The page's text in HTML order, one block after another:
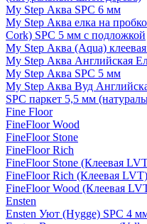
My Step Аква SPC 6 мм
My Step Аква елка на
Cork) SPC 5 мм с подложкой
My Step Аква (Aqua)
My Step Аква Английская
My Step Аква SPC 5 мм
My Step Аква Вуд
SPC паркет 5,5 мм
Fine Floor
FineFloor Wood
FineFloor Stone
FineFloor Rich
FineFloor Stone (Клеевая
FineFloor Rich (Клеевая LVT)
FineFloor Wood (Клеевая
Ensten
Ensten Уют (Hygge) SPC 4